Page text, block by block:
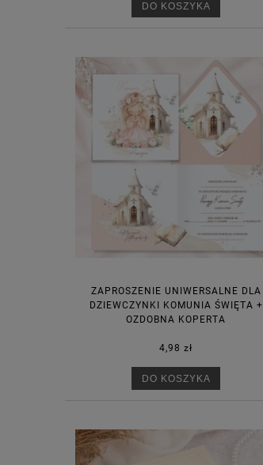
DO KOSZYKA
ZAPROSZENIE UNIWERSALNE DLA
DZIEWCZYNKI KOMUNIA ŚWIĘTA +
OZDOBNA KOPERTA
4,98 zł
DO KOSZYKA